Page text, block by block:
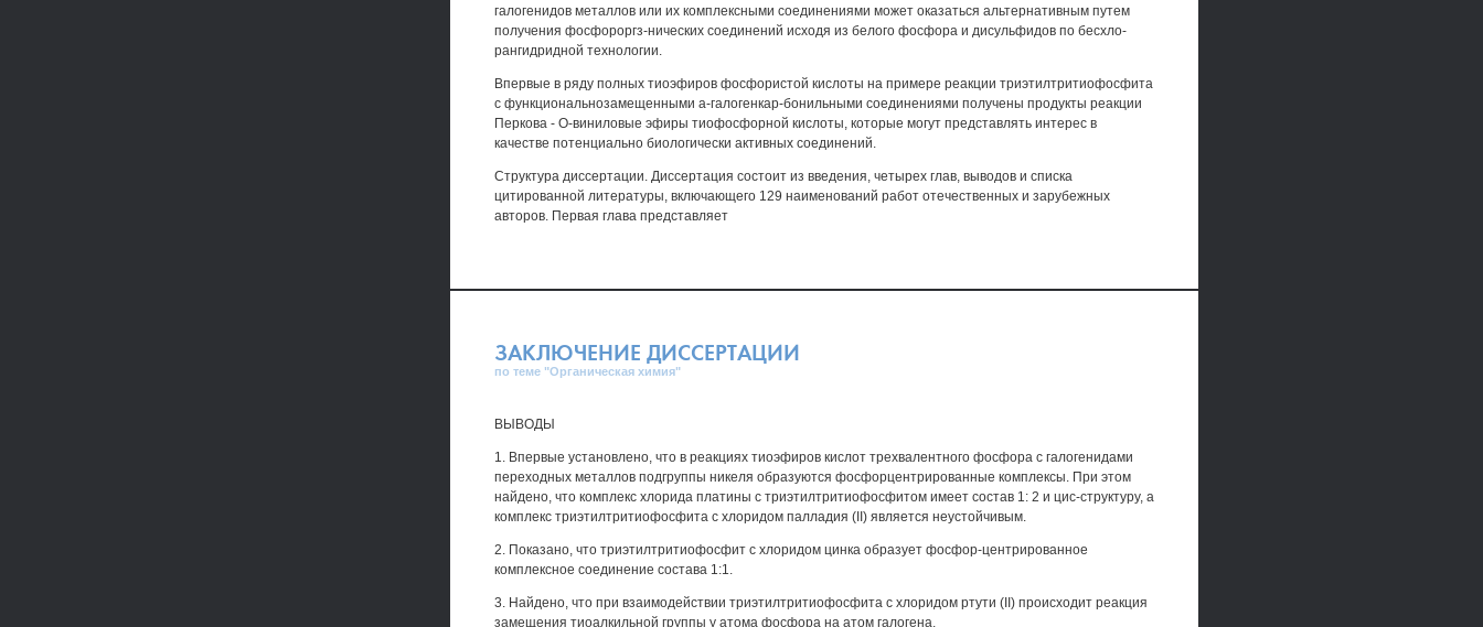
галогенидов металлов или их комплексными соединениями может оказаться альтернативным путем
получения фосфороргз-нических соединений исходя из белого фосфора и дисульфидов по бесхло-
рангидридной технологии.
Впервые в ряду полных тиоэфиров фосфористой кислоты на примере реакции триэтилтритиофосфита
с функциональнозамещенными а-галогенкар-бонильными соединениями получены продукты реакции
Перкова - О-виниловые эфиры тиофосфорной кислоты, которые могут представлять интерес в
качестве потенциально биологически активных соединений.
Структура диссертации. Диссертация состоит из введения, четырех глав, выводов и списка
цитированной литературы, включающего 129 наименований работ отечественных и зарубежных
авторов. Первая глава представляет
ЗАКЛЮЧЕНИЕ ДИССЕРТАЦИИ
по теме "Органическая химия"
ВЫВОДЫ
1. Впервые установлено, что в реакциях тиоэфиров кислот трехвалентного фосфора с галогенидами
переходных металлов подгруппы никеля образуются фосфорцентрированные комплексы. При этом
найдено, что комплекс хлорида платины с триэтилтритиофосфитом имеет состав 1: 2 и цис-структуру, а
комплекс триэтилтритиофосфита с хлоридом палладия (II) является неустойчивым.
2. Показано, что триэтилтритиофосфит с хлоридом цинка образует фосфор-центрированное
комплексное соединение состава 1:1.
3. Найдено, что при взаимодействии триэтилтритиофосфита с хлоридом ртути (II) происходит реакция
замещения тиоалкильной группы у атома фосфора на атом галогена.